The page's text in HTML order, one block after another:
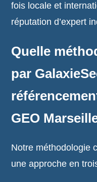
fois locale et
réputation d’expert
Quelle
par
GEO
Notre méthodologie
une approche en